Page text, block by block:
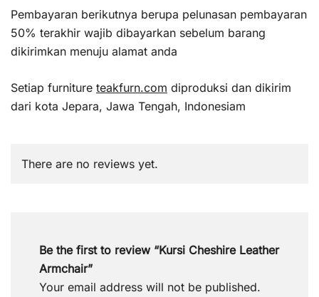
Pembayaran berikutnya berupa pelunasan pembayaran
50% terakhir wajib dibayarkan sebelum barang
dikirimkan menuju alamat anda
Setiap furniture teakfurn.com diproduksi dan dikirim
dari kota Jepara, Jawa Tengah, Indonesiam
There are no reviews yet.
Be the first to review “Kursi Cheshire Leather
Armchair”
Your email address will not be published.